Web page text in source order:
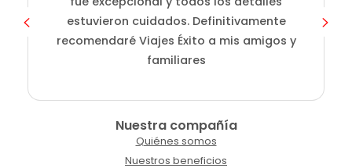
estuvieron cuidados. Definitivamente
recomendaré Viajes Éxito a mis amigos y
familiares
Nuestra compañía
Quiénes somos
Nuestros beneficios